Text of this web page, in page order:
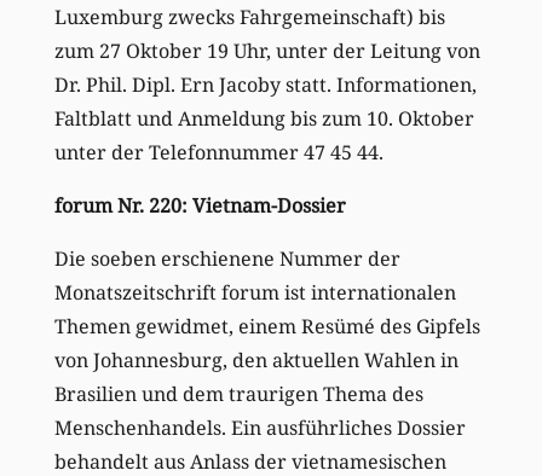
Luxemburg zwecks Fahrgemeinschaft) bis
zum 27 Oktober 19 Uhr, unter der Leitung von
Dr. Phil. Dipl. Ern Jacoby statt. Informationen,
Faltblatt und Anmeldung bis zum 10. Oktober
unter der Telefonnummer 47 45 44.
forum Nr. 220: Vietnam-Dossier
Die soeben erschienene Nummer der
Monatszeitschrift forum ist internationalen
Themen gewidmet, einem Resümé des Gipfels
von Johannesburg, den aktuellen Wahlen in
Brasilien und dem traurigen Thema des
Menschenhandels. Ein ausführliches Dossier
behandelt aus Anlass der vietnamesischen